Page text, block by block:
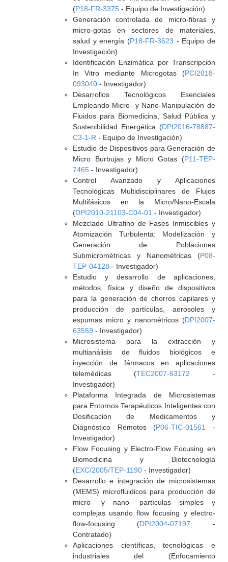
(P18-FR-3375- Equipo de Investigación)
Generación controlada de micro-fibras y
micro-gotas en sectores de materiales,
salud y energía (P18-FR-3623 - Equipo de
Investigación)
Identificación Enzimática por Transcripción
In Vitro mediante Microgotas (PCI2018-
093040- Investigador)
Desarrollos Tecnológicos Esenciales
Empleando Micro- y Nano-Manipulación de
Fluidos para Biomedicina, Salud Pública y
Sostenibilidad Energética (DPI2016-78887-
C3-1-R - Equipo de Investigación)
Estudio de Dispositivos para Generación de
Micro Burbujas y Micro Gotas (P11-TEP-
7465- Investigador)
Control Avanzado y Aplicaciones
Tecnológicas Multidisciplinares de Flujos
Multifásicos en la Micro/Nano-Escala
(DPI2010-21103-C04-01 - Investigador)
Mezclado Ultrafino de Fases Inmiscibles y
Atomización Turbulenta: Modelización y
Generación de Poblaciones
Submicrométricas y Nanométricas (P08-
TEP-04128 - Investigador)
Estudio y desarrollo de aplicaciones,
métodos, física y diseño de dispositivos
para la generación de chorros capilares y
producción de partículas, aerosoles y
espumas micro y nanométricos (DPI2007-
63559 - Investigador)
Microsistema para la extracción y
multianálisis de fluidos biológicos e
inyección de fármacos en aplicaciones
telemédicas (TEC2007-63172 -
Investigador)
Plataforma Integrada de Microsistemas
para Entornos Terapéuticos Inteligentes con
Dosificación de Medicamentos y
Diagnóstico Remotos (P06-TIC-01561
-
Investigador)
Flow Focusing y Electro-Flow Focusing en
Biomedicina y Biotecnología
(EXC/2005/TEP-1190- Investigador)
Desarrollo e integración de microsistemas
(MEMS) microfluidicos para producción de
micro- y nano- partículas simples y
complejas usando flow focusing y electro-
flow-focusing (DPI2004-07197 -
Contratado)
Aplicaciones científicas, tecnológicas e
industriales del (Enfocamiento